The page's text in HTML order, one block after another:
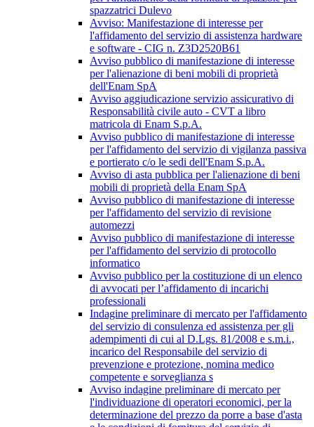
spazzatrici Dulevo
Avviso: Manifestazione di interesse per
l'affidamento del servizio di assistenza hardware
e software - CIG n. Z3D2520B61
Avviso pubblico di manifestazione di interesse
per l'alienazione di beni mobili di proprietà
dell'Enam SpA
Avviso aggiudicazione servizio assicurativo di
Responsabilità civile auto - CVT a libro
matricola di Enam S.p.A.
Avviso pubblico di manifestazione di interesse
per l'affidamento del servizio di vigilanza passiva
e portierato c/o le sedi dell'Enam S.p.A.
Avviso di asta pubblica per l'alienazione di beni
mobili di proprietà della Enam SpA
Avviso pubblico di manifestazione di interesse
per l'affidamento del servizio di revisione
automezzi
Avviso pubblico di manifestazione di interesse
per l'affidamento del servizio di protocollo
informatico
Avviso pubblico per la costituzione di un elenco
di avvocati per l’affidamento di incarichi
professionali
Indagine preliminare di mercato per l'affidamento
del servizio di consulenza ed assistenza per gli
adempimenti di cui al D.Lgs. 81/2008 e s.m.i.,
incarico del Responsabile del servizio di
prevenzione e protezione, nomina medico
competente e sorveglianza s
Avviso indagine preliminare di mercato per
l'individuazione di operatori economici, per la
determinazione del prezzo da porre a base d'asta